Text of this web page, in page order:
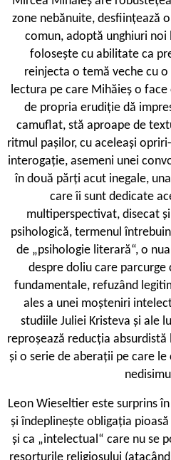
zone nebănuite, desființează
comun, adoptă unghiuri
folosește cu abilitate ca
reinjecta o temă veche cu
lectura pe care Mihăieș o
de propria erudiție dă
camuflat, stă aproape de
ritmul pașilor, cu aceleași
interogație, asemeni unei
în două părți acut inegale,
care îi sunt dedicate
multiperspectivat, disecat
psihologică, termenul
de „psihologie literară“, o
despre doliu care
fundamentale, refuzând
ales a unei moșteniri
studiile Juliei Kristeva și ale
reproșează reducția
și o serie de aberații pe care
Leon Wieseltier este surprins
și îndeplinește obligația
și ca „intelectual“ care nu se